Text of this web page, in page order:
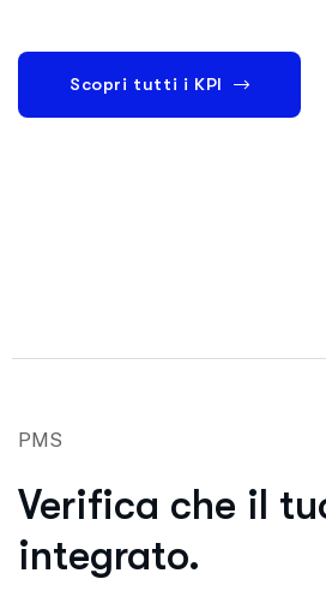
Scopri tutti i KPI
PMS
Verifica che il
integrato.